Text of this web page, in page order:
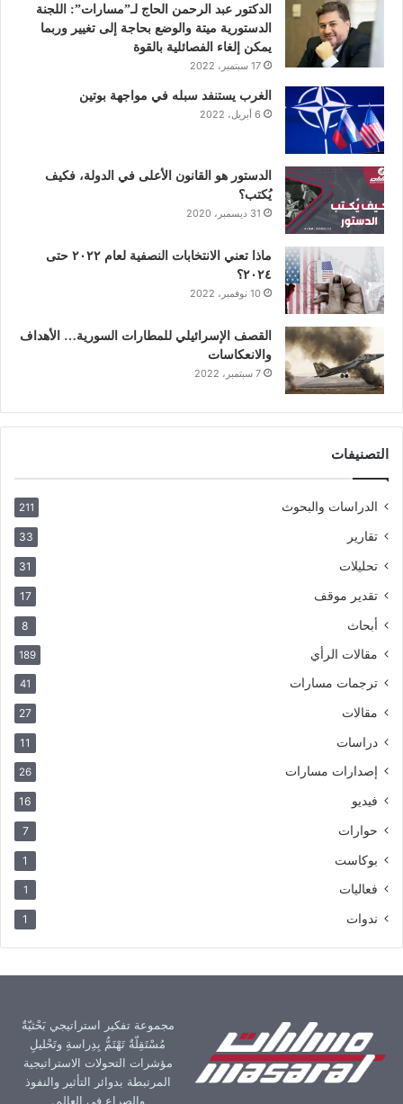
و
ك
ر
د
إ
و
ب
ق
الدكتور عبد الرحمن الحاج لـ”مسارات”: اللجنة
الدستورية ميتة والوضع بحاجة إلى تغيير وربما
يمكن إلغاء الفصائلية بالقوة
17 سبتمبر، 2022
الغرب يستنفد سبله في مواجهة بوتين
6 أبريل، 2022
الدستور هو القانون الأعلى في الدولة، فكيف
يُكتب؟
31 ديسمبر، 2020
ماذا تعني الانتخابات النصفية لعام ٢٠٢٢ حتى
٢٠٢٤؟
10 نوفمبر، 2022
القصف الإسرائيلي للمطارات السورية… الأهداف
والانعكاسات
7 سبتمبر، 2022
التصنيفات
الدراسات والبحوث 211
تقارير 33
تحليلات 31
تقدير موقف 17
أبحاث 8
مقالات الرأي 189
ترجمات مسارات 41
مقالات 27
دراسات 11
إصدارات مسارات 26
فيديو 16
حوارات 7
بوكاست 1
فعاليات 1
ندوات 1
مجموعة تفكير استراتيجي بَحْثيّةٌ
مُسْتَقِلّةٌ تَهْتَمُّ بِدِراسةِ وتَحْليلِ
مؤشرات التحولات الاستراتيجية
المرتبطة بدوائر التأثير والنفوذ
والصراع في العالم.